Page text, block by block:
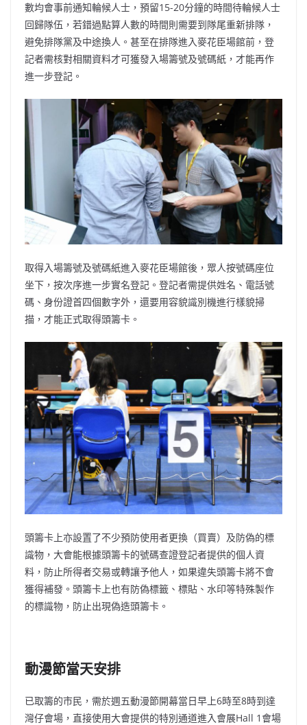
數均會事前通知輪候人士，預留15-20分鐘的時間待輪候人士
回歸隊伍，若錯過點算人數的時間則需要到隊尾重新排隊，
避免排隊黨及中途換人。 甚至在排隊進入麥花臣場館前，登
記者需核對相關資料才可獲發入場籌號及號碼紙，才能再作
進一步登記。
取得入場籌號及號碼紙進入麥花臣場館後，眾人按號碼座位
坐下，按次序進一步實名登記。 登記者需提供姓名、電話號
碼、身份證首四個數字外，還要用容貌識別機進行樣貌掃
描，才能正式取得頭籌卡。
頭籌卡上亦設置了不少預防使用者更換（買賣）及防偽的標
識物，大會能根據頭籌卡的號碼查證登記者提供的個人資
料，防止所得者交易或轉讓予他人，如果違失頭籌卡將不會
獲得補發。頭籌卡上也有防偽標籤、標貼、水印等特殊製作
的標識物，防止出現偽造頭籌卡。
動漫節當天安排
已取籌的市民，需於週五動漫節開幕當日早上6時至8時到達
灣仔會場，直接使用大會提供的特別通道進入會展Hall 1會場